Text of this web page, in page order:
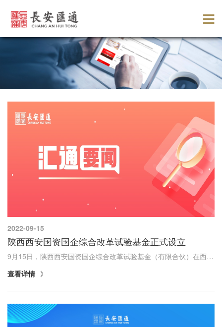
2022-09-15
陕西西安国资国企综合改革试验基金正式设立
9月15日，陕西西安国资国企综合改革试验基金（有限合伙）在西安市成功注册登记。
查看详情